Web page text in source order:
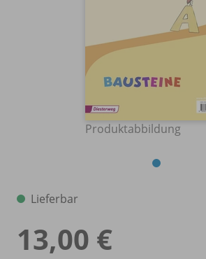
Produktabbildung
Lieferbar
13,00 €